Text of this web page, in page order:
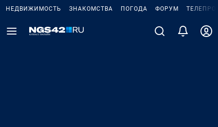
НЕДВИЖИМОСТЬ ЗНАКОМСТВА ПОГОДА ФОРУМ